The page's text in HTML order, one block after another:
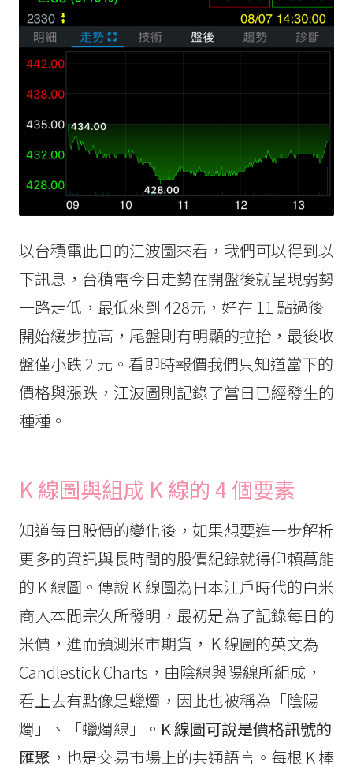
以台積電此日的江波圖來看，我們可以得到以
下訊息，台積電今日走勢在開盤後就呈現弱勢
一路走低，最低來到 428元，好在 11 點過後
開始緩步拉高，尾盤則有明顯的拉抬，最後收
盤僅小跌 2 元。看即時報價我們只知道當下的
價格與漲跌，江波圖則記錄了當日已經發生的
種種。
K 線圖與組成 K 線的 4 個要素
知道每日股價的變化後，如果想要進一步解析
更多的資訊與長時間的股價紀錄就得仰賴萬能
的 K 線圖。傳說 K 線圖為日本江戶時代的白米
商人本間宗久所發明，最初是為了記錄每日的
米價，進而預測米市期貨， K 線圖的英文為
Candlestick Charts，由陰線與陽線所組成，
看上去有點像是蠟燭，因此也被稱為「陰陽
燭」、「蠟燭線」。 K 線圖可說是價格訊號的
匯聚 ，也是交易市場上的共通語言。每根 K 棒